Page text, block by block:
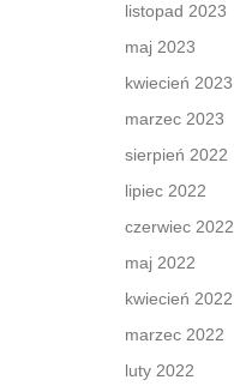
listopad 2023
maj 2023
kwiecień 2023
marzec 2023
sierpień 2022
lipiec 2022
czerwiec 2022
maj 2022
kwiecień 2022
marzec 2022
luty 2022